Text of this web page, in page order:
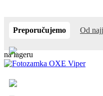
Preporučujemo Od
na lageru